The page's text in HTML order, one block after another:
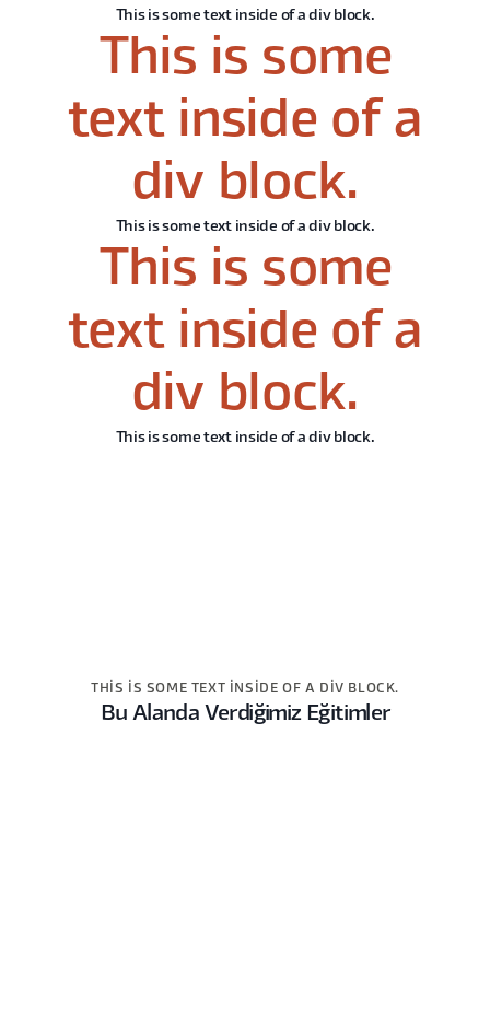
This is some text inside of a div block.
This is some
text inside of a
div block.
This is some text inside of a div block.
This is some
text inside of a
div block.
This is some text inside of a div block.
THIS IS SOME TEXT INSIDE OF A DIV BLOCK.
Bu Alanda Verdiğimiz Eğitimler